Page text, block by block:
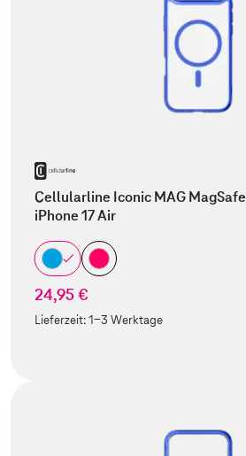
Cellularline Iconic MAG
iPhone 17 Air
24,95 €
Lieferzeit:1-3 Werktage